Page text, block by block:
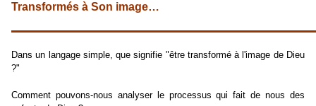
Transformés à Son image…
Dans un langage simple, que signifie "être transformé à l'image de Dieu
?"
Comment pouvons-nous analyser le processus qui fait de nous des